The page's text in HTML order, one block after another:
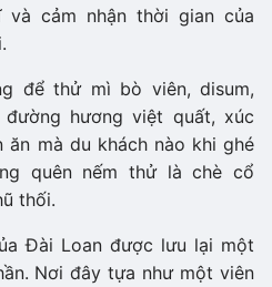
và cảm nhận thời gian của
để thử mì bò viên, disum,
hương việt quất, xúc
mà du khách nào khi ghé
quên nếm thử là chè cổ
thối.
Đài Loan được lưu lại một
Nơi đây tựa như một viên